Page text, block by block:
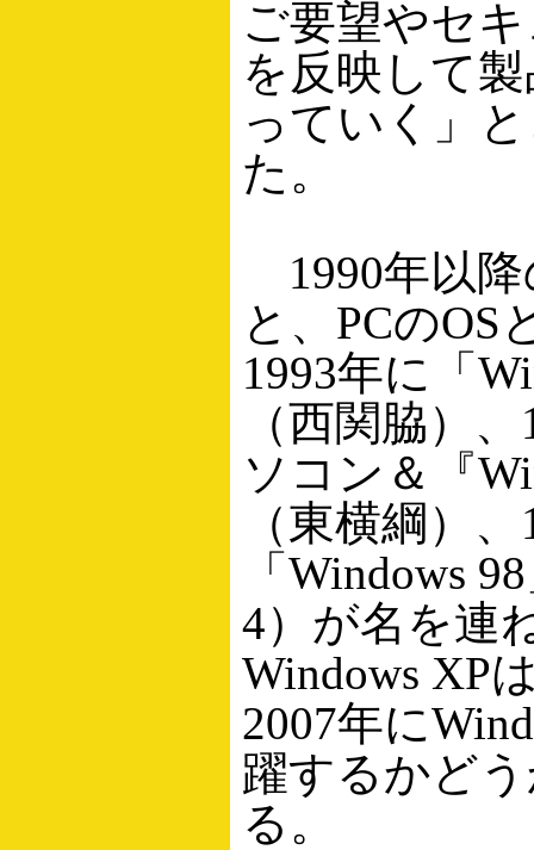
ご要望やセ
を反映して
っていく」
た。
1990年以降
と、PCのOS
1993年に「
（西関脇）
ソコン＆『
（東横綱）
「Windows
4）が名を連
Windows XP
2007年に
躍するかど
る。